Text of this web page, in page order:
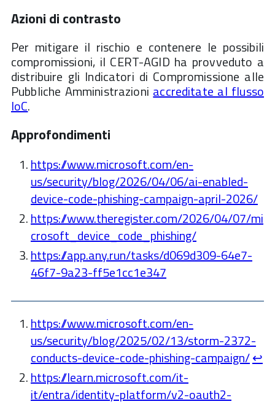
Azioni di contrasto
Per mitigare il rischio e contenere le possibili
compromissioni, il CERT-AGID ha provveduto a
distribuire gli Indicatori di Compromissione alle
Pubbliche Amministrazioni accreditate al flusso
IoC.
Approfondimenti
https://www.microsoft.com/en-
us/security/blog/2026/04/06/ai-enabled-
device-code-phishing-campaign-april-2026/
https://www.theregister.com/2026/04/07/mi
crosoft_device_code_phishing/
https://app.any.run/tasks/d069d309-64e7-
46f7-9a23-ff5e1cc1e347
https://www.microsoft.com/en-
us/security/blog/2025/02/13/storm-2372-
conducts-device-code-phishing-campaign/↩︎
https://learn.microsoft.com/it-
it/entra/identity-platform/v2-oauth2-